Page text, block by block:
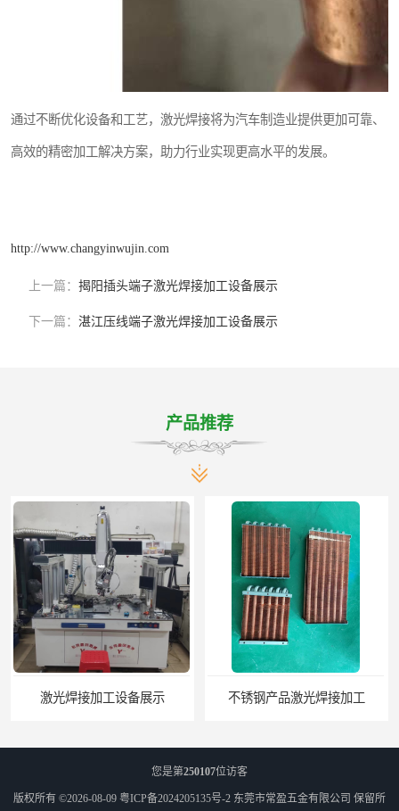
通过不断优化设备和工艺，激光焊接将为汽车制造业提供更加可靠、
高效的精密加工解决方案，助力行业实现更高水平的发展。
http://www.changyinwujin.com
上一篇： 揭阳插头端子激光焊接加工设备展示
下一篇： 湛江压线端子激光焊接加工设备展示
产品推荐
激光焊接加工设备展示 不锈钢产品激光焊接加工
您是第250107位访客
版权所有 ©2026-08-09 粤ICP备2024205135号-2 东莞市常盈五金有限公司 保留所